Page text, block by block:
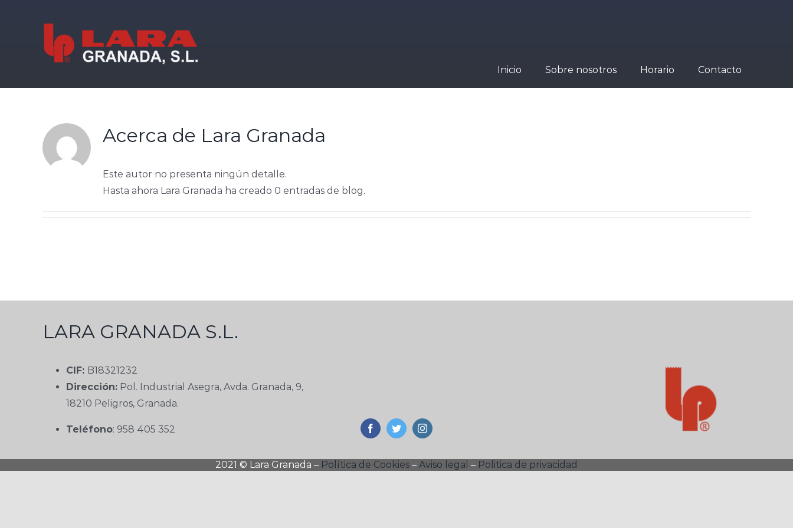
Inicio Sobre nosotros Horario Contacto
Acerca de Lara Granada
Este autor no presenta ningún detalle.
Hasta ahora Lara Granada ha creado 0 entradas de blog.
LARA GRANADA S.L.
CIF: B18321232
Dirección:Pol. Industrial Asegra, Avda. Granada, 9,
18210 Peligros, Granada.
Teléfono: 958 405 352
2021 © Lara Granada – Política de Cookies – Aviso legal – Politica de privacidad